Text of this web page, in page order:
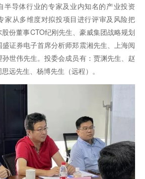
半导体行业的专家及业内知名的产业投资
家从多维度对拟投项目进行评审及风险把
份董事CTO纪刚先生、豪威集团战略规划
证券电子首席分析师郑震湘先生、上海阅
世伟先生。投委会成员有：贾渊先生、赵
远先生、杨博先生（远程）。